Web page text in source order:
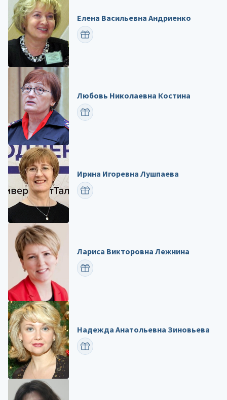
Елена Васильевна Андриенко
ПОЗДРАВИТЬ
Любовь Николаевна Костина
ПОЗДРАВИТЬ
Ирина Игоревна Лушпаева
ПОЗДРАВИТЬ
Лариса Викторовна Лежнина
ПОЗДРАВИТЬ
Надежда Анатольевна Зиновьева
ПОЗДРАВИТЬ